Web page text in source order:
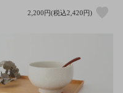
2,200円(税込2,420円)